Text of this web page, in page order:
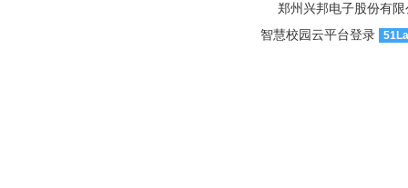
郑州兴邦电子股份有
智慧校园云平台登录
51La